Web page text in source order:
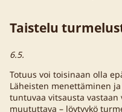
Taistelu
6.5.
Totuus voi toisinaan olla
Läheisten menettäminen
tuntuvaa vitsausta vastaan
muututtava – löytyykö